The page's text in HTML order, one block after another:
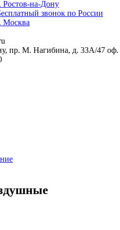
Ростов-на-Дону
звонок по России
Москва
пр. М. Нагибина, д. 33А/47 оф.